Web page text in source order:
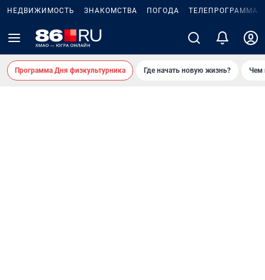
НЕДВИЖИМОСТЬ ЗНАКОМСТВА ПОГОДА ТЕЛЕПРОГРАММА
Программа Дня физкультурника Где начать новую жизнь? Чем